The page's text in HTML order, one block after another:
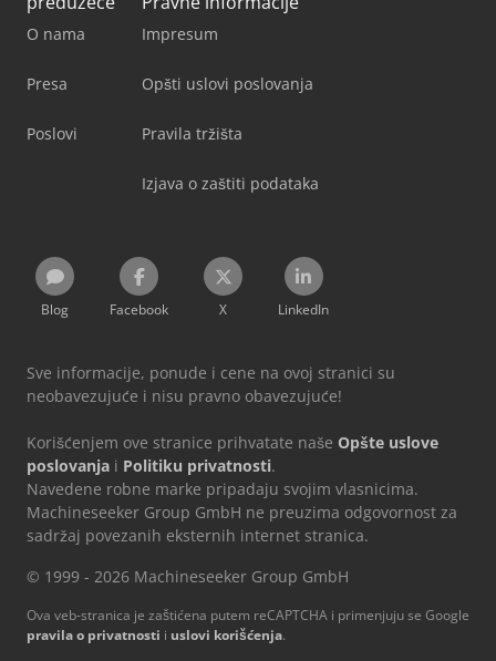
O nama
Presa
Poslovi
Impresum
Opšti uslovi poslovanja
Pravila tržišta
Izjava o zaštiti podataka
Blog Facebook X LinkedIn
Sve informacije, ponude i cene na ovoj stranici su
neobavezujuće i nisu pravno obavezujuće!
Korišćenjem ove stranice prihvatate naše Opšte uslove
poslovanja i Politiku privatnosti.
Navedene robne marke pripadaju svojim vlasnicima.
Machineseeker Group GmbH ne preuzima odgovornost za
sadržaj povezanih eksternih internet stranica.
© 1999 - 2026 Machineseeker Group GmbH
Ova veb-stranica je zaštićena putem reCAPTCHA i primenjuju se Google
pravila o privatnosti i uslovi korišćenja.